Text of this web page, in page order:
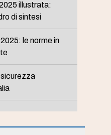
illustrata:
di sintesi
le norme in